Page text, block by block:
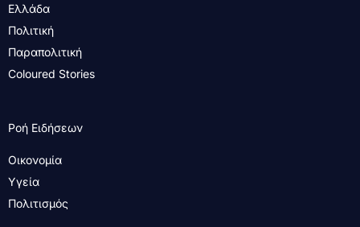
Ελλάδα
Πολιτική
Παραπολιτική
Coloured Stories
Ροή Ειδήσεων
Οικονομία
Υγεία
Πολιτισμός